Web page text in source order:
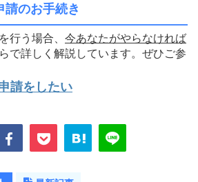
請のお手続き
行う場合、 今あなたがやらなければ
で詳しく解説しています。ぜひご参
請をしたい